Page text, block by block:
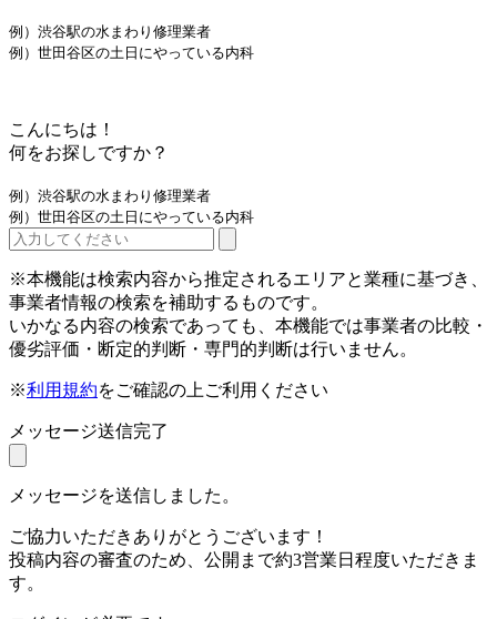
例）渋谷駅の水まわり修理業者
例）世田谷区の土日にやっている内科
こんにちは！
何をお探しですか？
例）渋谷駅の水まわり修理業者
例）世田谷区の土日にやっている内科
※本機能は検索内容から推定されるエリアと業種に基づき、
事業者情報の検索を補助するものです。
いかなる内容の検索であっても、本機能では事業者の比較・
優劣評価・断定的判断・専門的判断は行いません。
※利用規約をご確認の上ご利用ください
メッセージ送信完了
メッセージを送信しました。
ご協力いただきありがとうございます！
投稿内容の審査のため、公開まで約3営業日程度いただきま
す。